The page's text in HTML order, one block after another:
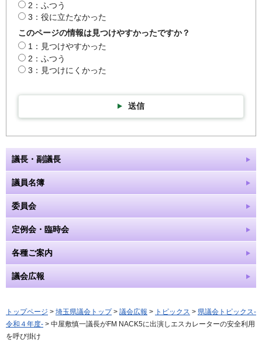
2：ふつう
3：役に立たなかった
このページの情報は見つけやすかったですか？
1：見つけやすかった
2：ふつう
3：見つけにくかった
送信
議長・副議長
議員名簿
委員会
定例会・臨時会
各種ご案内
議会広報
トップページ > 埼玉県議会トップ> 議会広報 > トピックス > 県議会トピックス-
令和４年度- > 中屋敷慎一議長がFM NACK5に出演しエスカレーターの安全利用
を呼び掛け